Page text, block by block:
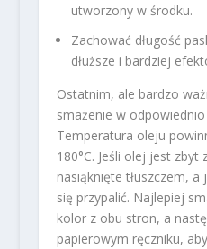
utworzony w środku.
Zachować długość
dłuższe i bardziej
Ostatnim, ale bardzo
smażenie w
Temperatura oleju
180°C. Jeśli olej jest
nasiąknięte tłuszczem,
się przypalić. Najlepiej
kolor z obu stron, a
papierowym ręczniku,